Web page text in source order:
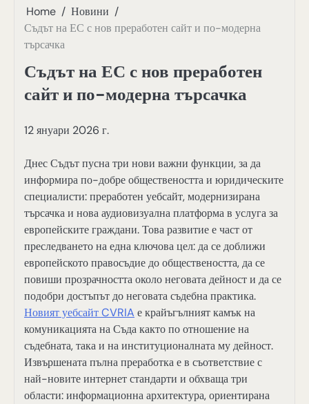
Home
Новини
Съдът на ЕС с нов преработен сайт и по-модерна
търсачка
Съдът на ЕС с нов преработен
сайт и по-модерна търсачка
12 януари 2026 г.
Днес Съдът пусна три нови важни функции, за да
информира по-добре обществеността и юридическите
специалисти: преработен уебсайт, модернизирана
търсачка и нова аудиовизуална платформа в услуга за
европейските граждани. Това развитие е част от
преследването на една ключова цел: да се доближи
европейското правосъдие до обществеността, да се
повиши прозрачността около неговата дейност и да се
подобри достъпът до неговата съдебна практика.
Новият уебсайт CVRIA е крайъгълният камък на
комуникацията на Съда както по отношение на
съдебната, така и на институционалната му дейност.
Извършената пълна преработка е в съответствие с
най-новите интернет стандарти и обхваща три
области: информационна архитектура, ориентирана